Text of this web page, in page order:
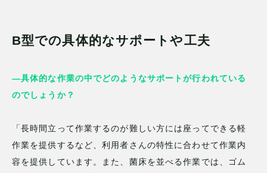
B型での具体的なサポートや工夫
—具体的な作業の中でどのようなサポートが行われている
のでしょうか？
「長時間立って作業するのが難しい方には座ってできる軽
作業を提供するなど、利用者さんの特性に合わせて作業内
容を提供しています。また、菌床を並べる作業では、ゴム